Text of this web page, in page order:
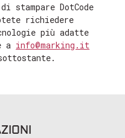
stampare DotCode
richiedere
più adatte
a info@marking.it
messaggio e
al più
24-48 ore